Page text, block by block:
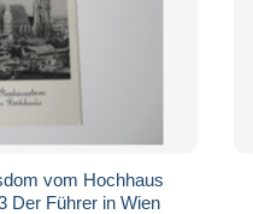
vom Hochhaus
Der Führer in Wien